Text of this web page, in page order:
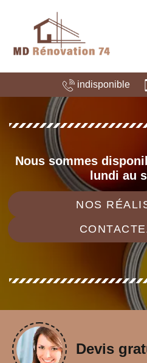
indisponible
Nous sommes
lundi au
NOS
Devis